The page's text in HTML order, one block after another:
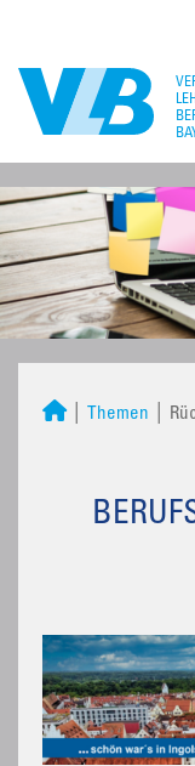
Themen